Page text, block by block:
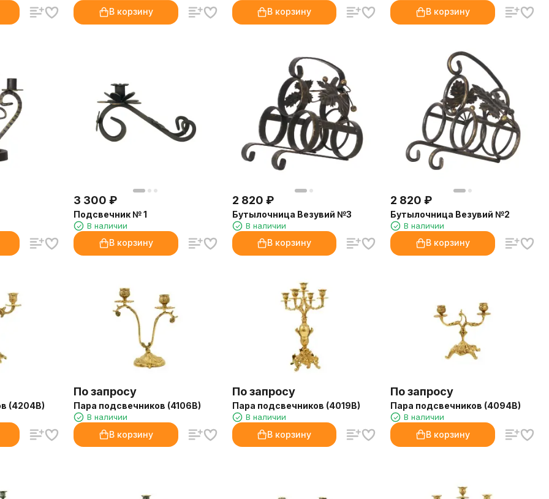
В корзину В корзину В корзину
3 300 ₽
Подсвечник № 1
В наличии
В корзину
2 820 ₽
Бутылочница Везувий №3
В наличии
В корзину
2 820 ₽
Бутылочница Везувий №2
В наличии
В корзину
(4204B)
По запросу
Пара подсвечников (4106B)
В наличии
В корзину
По запросу
Пара подсвечников (4019B)
В наличии
В корзину
По запросу
Пара подсвечников (4094B)
В наличии
В корзину